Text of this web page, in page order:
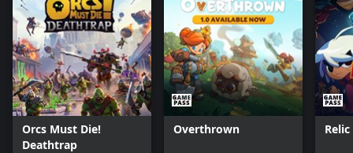
Orcs Must Die!
Deathtrap
Overthrown